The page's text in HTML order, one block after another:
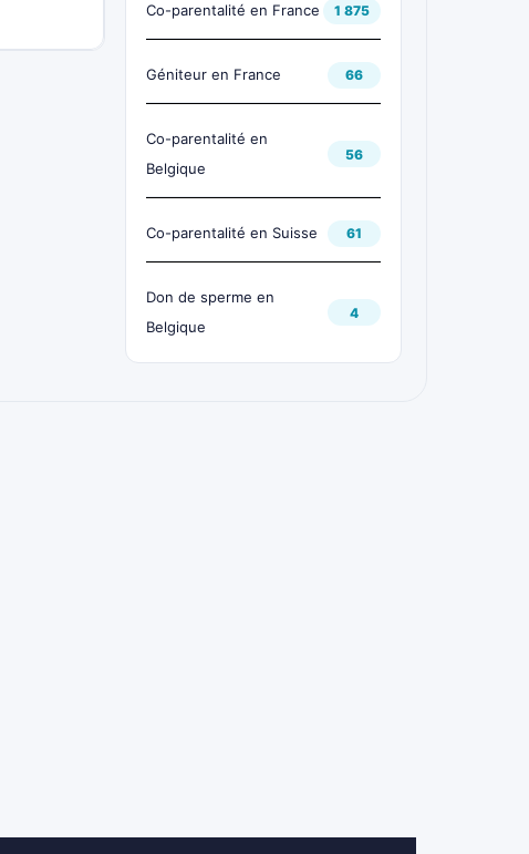
Co-parentalité en France 1 875
Géniteur en France 66
Co-parentalité en
Belgique
56
Co-parentalité en Suisse 61
Don de sperme en
Belgique
4